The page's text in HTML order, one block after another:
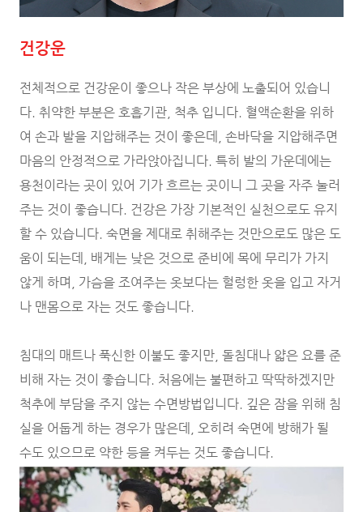
건강운
전체적으로 건강운이 좋으나 작은 부상에 노출되어 있습니
다. 취약한 부분은 호흡기관, 척추 입니다. 혈액순환을 위하
여 손과 발을 지압해주는 것이 좋은데, 손바닥을 지압해주면
마음의 안정적으로 가라앉아집니다. 특히 발의 가운데에는
용천이라는 곳이 있어 기가 흐르는 곳이니 그 곳을 자주 눌러
주는 것이 좋습니다. 건강은 가장 기본적인 실천으로도 유지
할 수 있습니다. 숙면을 제대로 취해주는 것만으로도 많은 도
움이 되는데, 배게는 낮은 것으로 준비에 목에 무리가 가지
않게 하며, 가슴을 조여주는 옷보다는 헐렁한 옷을 입고 자거
나 맨몸으로 자는 것도 좋습니다.
침대의 매트나 푹신한 이불도 좋지만, 돌침대나 얇은 요를 준
비해 자는 것이 좋습니다. 처음에는 불편하고 딱딱하겠지만
척추에 부담을 주지 않는 수면방법입니다. 깊은 잠을 위해 침
실을 어둡게 하는 경우가 많은데, 오히려 숙면에 방해가 될
수도 있으므로 약한 등을 켜두는 것도 좋습니다.